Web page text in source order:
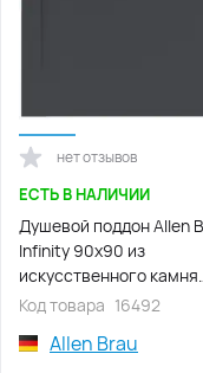
нет отзывов
ЕСТЬ В НАЛИЧИИ
Душевой поддон Allen
Infinity 90х90 из
искусственного камня
8.21001-AM Черный
Код товара 16492
Allen Brau